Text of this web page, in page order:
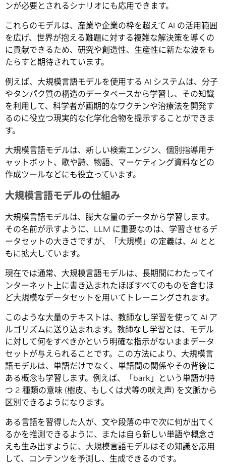
ンが必要とされるシナリオにも応用できます。
これらのモデルは、産業や企業の枠を超えて AI の活用範囲
を広げ、世界が抱える難題に対する複雑な解決策を導くの
に貢献できるため、研究や創造性、生産性に新たな波をも
たらすと期待されています。
例えば、大規模言語モデルを使用する AI システムは、分子
やタンパク質の構造のデータベースから学習し、その知識
を利用して、科学者が画期的なワクチンや治療法を開発す
るのに役立つ現実的な化学化合物を提示することができま
す。
大規模言語モデルは、新しい検索エンジン、個別指導用チ
ャットボット、歌や詩、物語、マーケティング資料などの
作成ツールなどにも役立っています。
大規模言語モデルの仕組み
大規模言語モデルは、膨大な量のデータから学習します。
その名前が示すように、LLM に重要なのは、学習させるデ
ータセットの大きさですが、「大規模」の定義は、AI とと
もに拡大しています。
現在では通常、大規模言語モデルは、長期間にわたってイ
ンターネット上に書き込まれたほぼすべてのものを含むほ
ど大規模なデータセットを用いてトレーニングされます。
このような大量のテキストは、 教師なし学習を使って AI ア
ルゴリズムに送り込まれます。教師なし学習とは、モデル
に対して何をすべきかという明確な指示がないままデータ
セットが与えられることです。この方法により、大規模言
語モデルは、単語だけでなく、単語間の関係やその背後に
ある概念も学習します。例えば、「bark」という単語が持
つ 2 種類の意味 (樹皮、もしくは犬等の吠え声) を文脈から
区別できるようになります。
ある言語を習得した人が、文や段落の中で次に何が出てく
るかを推測できるように、または自ら新しい単語や概念さ
えも生み出すように、大規模言語モデルはその知識を応用
して、コンテンツを予測し、生成できるのです。